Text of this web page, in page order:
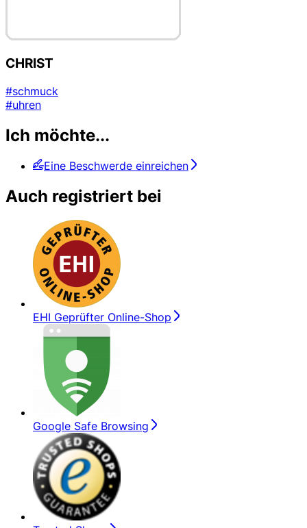
CHRIST
#schmuck
#uhren
Ich möchte...
Eine Beschwerde einreichen
Auch registriert bei
EHI Geprüfter Online-Shop
Google Safe Browsing